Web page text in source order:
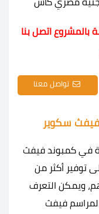
بالمشروع اتصل بنا
تواصل معنا
سكوير
في كمبوند فيفث
توفير أكثر من
ويمكن التعرف
فيفث